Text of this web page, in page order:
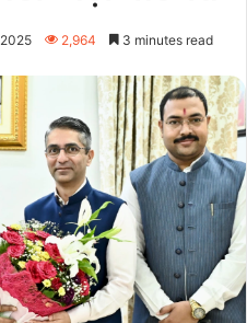
2,964 3 minutes read